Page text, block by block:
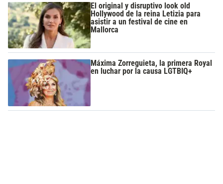
El original y disruptivo look old
Hollywood de la reina Letizia para
asistir a un festival de cine en
Mallorca
Máxima Zorreguieta, la primera Royal
en luchar por la causa LGTBIQ+